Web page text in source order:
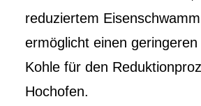
reduziertem
ermöglicht einen
Kohle für den
Hochofen.